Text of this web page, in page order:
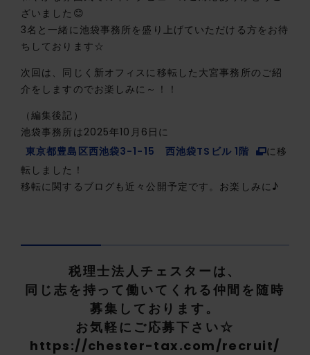
ざいました😊
3名と一緒に池袋事務所を盛り上げていただける方をお待
ちしております☆
次回は、同じく新オフィスに移転した大宮事務所のご紹
介をしますのでお楽しみに～！！
（編集後記）
池袋事務所は2025年10月6日に
東京都豊島区西池袋3-1-15 西池袋TSビル 1階
に移
転しました！
移転に関するブログも近々公開予定です。お楽しみに♪
税理士法人チェスターは、
同じ志を持って働いてくれる仲間を随時
募集しております。
お気軽にご応募下さい☆
https://chester-tax.com/recruit/